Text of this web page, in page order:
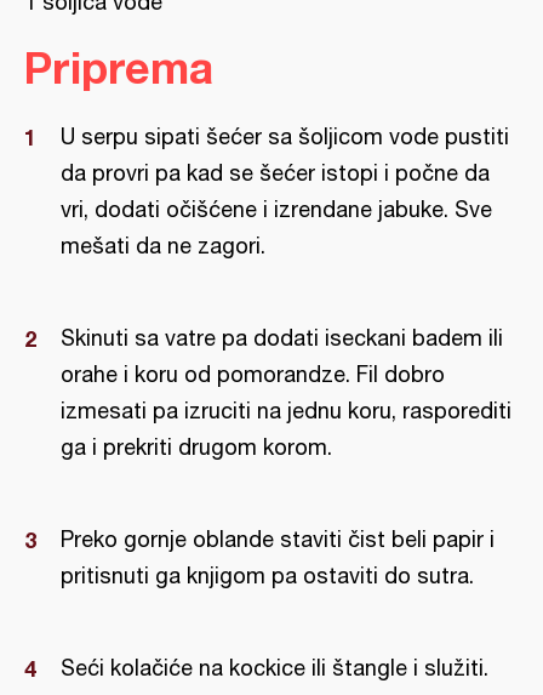
Priprema
U serpu sipati šećer sa šoljicom vode pustiti
da provri pa kad se šećer istopi i počne da
vri, dodati očišćene i izrendane jabuke. Sve
mešati da ne zagori.
Skinuti sa vatre pa dodati iseckani badem ili
orahe i koru od pomorandze. Fil dobro
izmesati pa izruciti na jednu koru, rasporediti
ga i prekriti drugom korom.
Preko gornje oblande staviti čist beli papir i
pritisnuti ga knjigom pa ostaviti do sutra.
Seći kolačiće na kockice ili štangle i služiti.